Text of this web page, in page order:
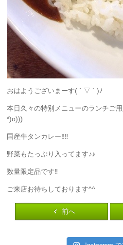
おはようございまーす( ´ ▽ ` )ﾉ
本日久々の特別メニューのランチご
*)o)))
国産牛タンカレー‼︎‼︎
野菜もたっぷり入ってます♪♪
数量限定品です‼︎
ご来店お待ちしております^^
前へ